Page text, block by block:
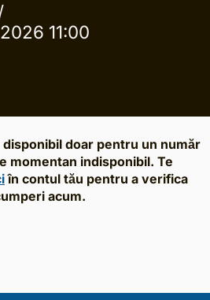
11:00
doar pentru un număr
momentan indisponibil. Te
în contul tău pentru a verifica
acum.